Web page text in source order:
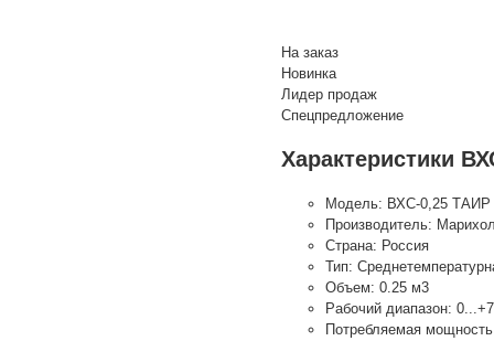
На заказ
Новинка
Лидер продаж
Спецпредложение
Характеристики
Модель: ВХС-0,25 ТАИР
Производитель:
Страна: Россия
Тип:
Объем: 0.25 м3
Рабочий диапазон:
Потребляемая